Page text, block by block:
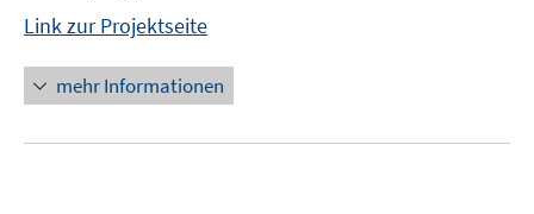
Link zur Projektseite
mehr Informationen